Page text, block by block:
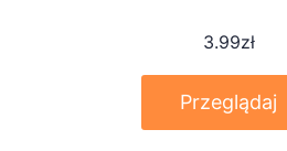
3.99zł
Przeglądaj